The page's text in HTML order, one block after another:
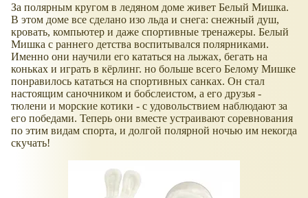
За полярным кругом в ледяном доме живет Белый Мишка.
В этом доме все сделано изо льда и снега: снежный душ,
кровать, компьютер и даже спортивные тренажеры. Белый
Мишка с раннего детства воспитывался полярниками.
Именно они научили его кататься на лыжах, бегать на
коньках и играть в кёрлинг. но больше всего Белому Мишке
понравилось кататься на спортивных санках. Он стал
настоящим саночником и бобслеистом, а его друзья -
тюлени и морские котики - с удовольствием наблюдают за
его победами. Теперь они вместе устраивают соревнования
по этим видам спорта, и долгой полярной ночью им некогда
скучать!